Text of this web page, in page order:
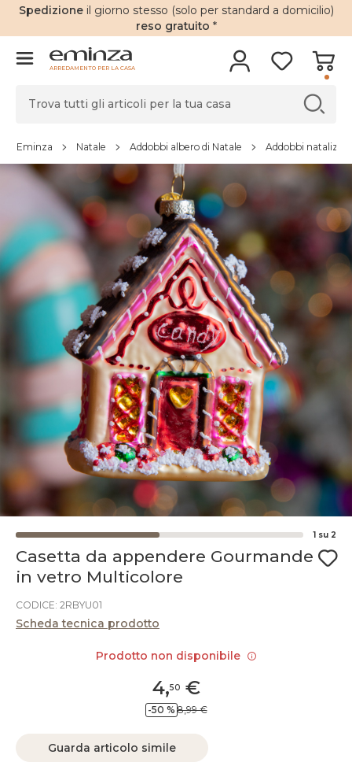
Spedizione il giorno stesso (solo per standard a domicilio)
reso gratuito *
ARREDAMENTO PER LA CASA
Eminza Natale Addobbi albero di Natale Addobbi natalizi
1 su 2
Casetta da appendere Gourmande
in vetro Multicolore
CODICE: 2RBYU01
Scheda tecnica prodotto
4,50€
-50 % 8,99 €
Guarda articolo simile